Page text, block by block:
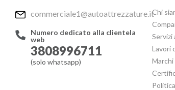
commerciale1@autoattrezzature.it
Numero dedicato alla clientela
web
3808996711
(solo whatsapp)
Chi
Servizi
Lavori